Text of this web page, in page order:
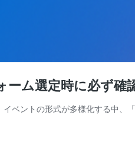
ーム選定時に必ず
ベントの形式が多様化する中